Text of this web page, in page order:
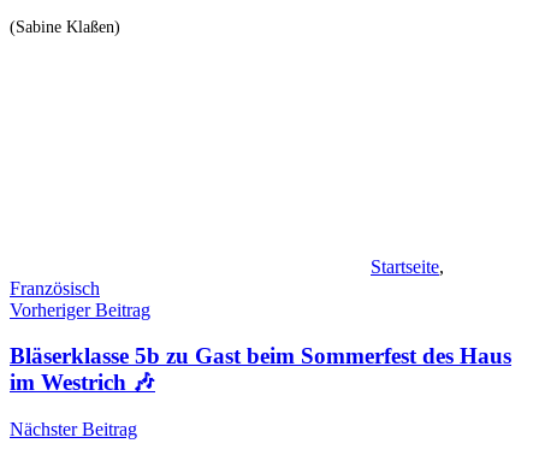
(Sabine Klaßen)
Startseite,
Französisch
Beitragsnavigation
Vorheriger Beitrag
Bläserklasse 5b zu Gast beim Sommerfest des Haus
im Westrich 🎶
Nächster Beitrag